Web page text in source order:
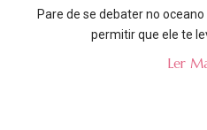
Pare de se debater no
permitir que ele te
Ler